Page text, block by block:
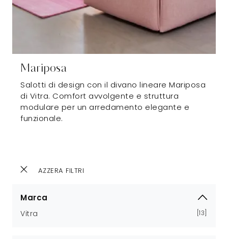
AZZERA FILTRI
Marca
Vitra 13
Mariposa
Salotti di design con il divano lineare Mariposa
di Vitra. Comfort avvolgente e struttura
modulare per un arredamento elegante e
funzionale.